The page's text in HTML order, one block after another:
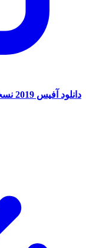
دانلود آفیس 2019 نسخه 64 بیتی